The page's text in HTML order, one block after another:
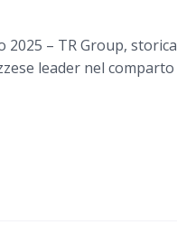
2025 – TR Group, storica
leader nel comparto